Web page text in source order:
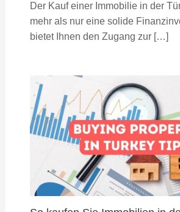
Der Kauf einer Immobilie in der
mehr als nur eine solide
bietet Ihnen den Zugang zur […]